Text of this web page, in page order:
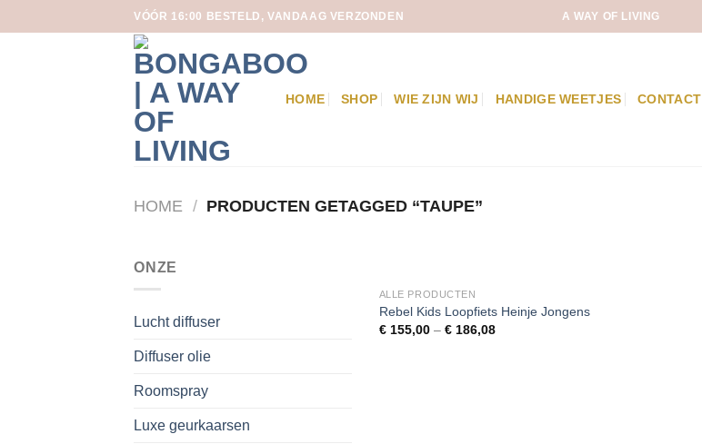
to
VÓÓR 16:00 BESTELD, VANDAAG VERZONDEN A WAY OF LIVING
HOME SHOP WIE ZIJN WIJ HANDIGE WEETJES CONTACT
HOME / PRODUCTEN GETAGGED “TAUPE”
ONZE
Lucht diffuser
Diffuser olie
Roomspray
Luxe geurkaarsen
ALLE PRODUCTEN
Rebel Kids Loopfiets Heinje Jongens
€155,00– €186,08